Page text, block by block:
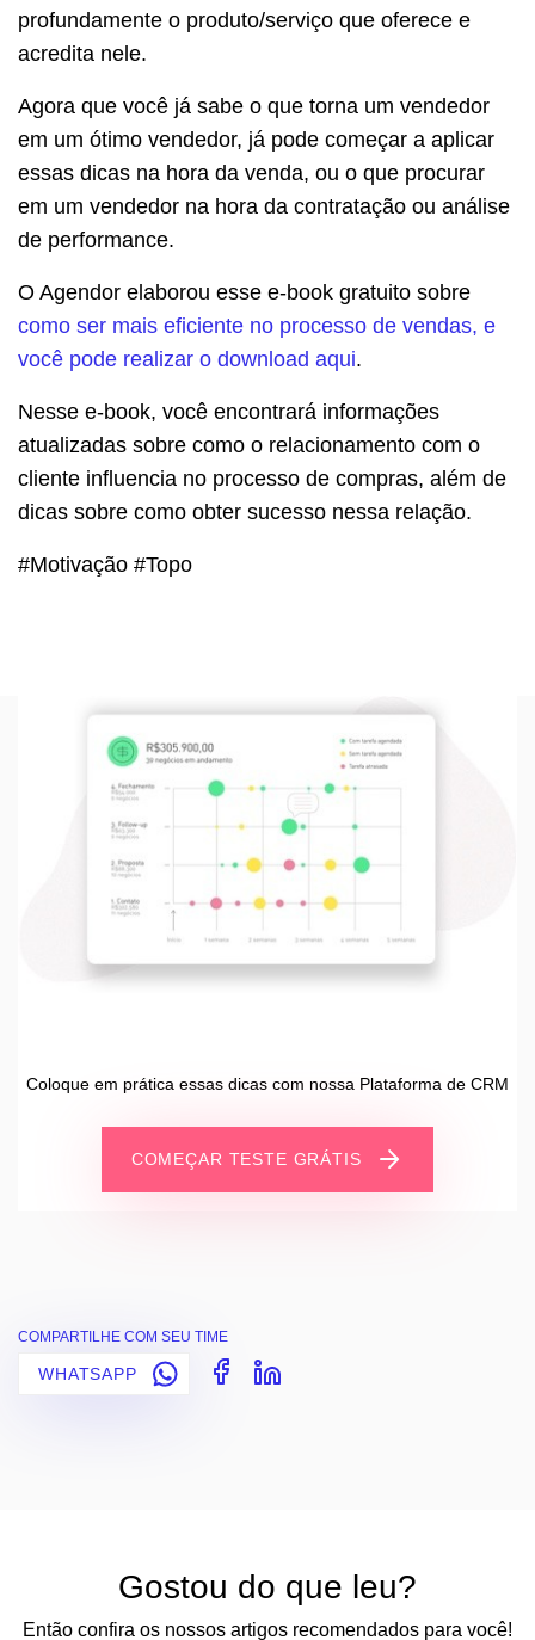
profundamente o produto/serviço que oferece e
acredita nele.
Agora que você já sabe o que torna um vendedor
em um ótimo vendedor, já pode começar a aplicar
essas dicas na hora da venda, ou o que procurar
em um vendedor na hora da contratação ou análise
de performance.
O Agendor elaborou esse e-book gratuito sobre
como ser mais eficiente no processo de vendas, e
você pode realizar o download aqui.
Nesse e-book, você encontrará informações
atualizadas sobre como o relacionamento com o
cliente influencia no processo de compras, além de
dicas sobre como obter sucesso nessa relação.
#Motivação #Topo
Coloque em prática essas dicas com nossa Plataforma de CRM
COMEÇAR TESTE GRÁTIS
COMPARTILHE COM SEU TIME
WHATSAPP
Gostou do que leu?
Então confira os nossos artigos recomendados para você!